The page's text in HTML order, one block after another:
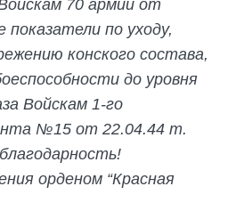
70 армии от
показатели по уходу,
конского состава,
до уровня
Войскам 1-го
№15 от 22.04.44 т.
орденом “Красная